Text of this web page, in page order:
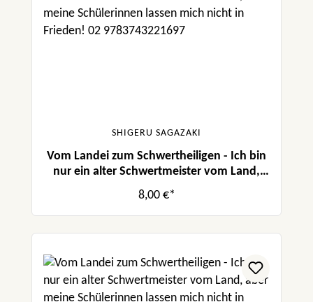
SHIGERU SAGAZAKI
Vom Landei zum Schwertheiligen - Ich bin
nur ein alter Schwertmeister vom Land,
aber meine Schülerinnen lassen mich nicht
in Frieden! 02
8,00 €*